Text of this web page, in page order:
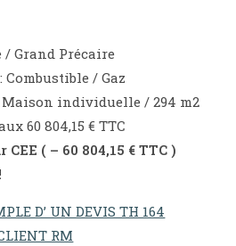
/ Grand Précaire
Combustible / Gaz
Maison individuelle / 294 m2
60 804,15 € TTC
CEE ( – 60 804,15 € TTC )
D’ UN DEVIS TH 164
RM